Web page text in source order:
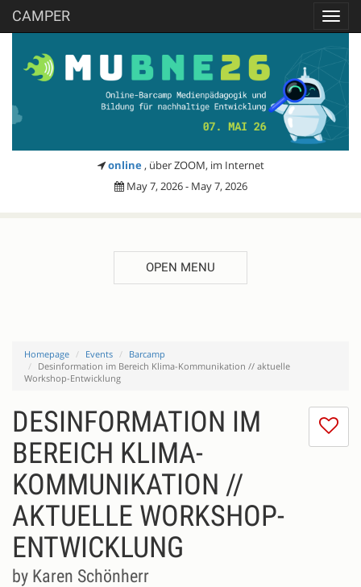
CAMPER
online , über ZOOM, im Internet
May 7, 2026 - May 7, 2026
OPEN MENU
Homepage Events
Barcamp
Desinformation im Bereich Klima-Kommunikation // aktuelle
Workshop-Entwicklung
I
DESINFORMATION IM
BEREICH KLIMA-
KOMMUNIKATION //
AKTUELLE WORKSHOP-
ENTWICKLUNG
by Karen Schönherr